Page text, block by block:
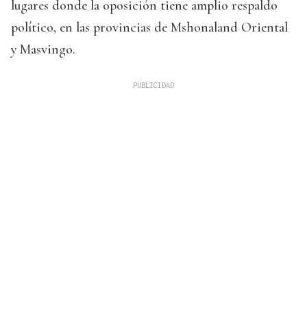
lugares donde la oposición tiene amplio respaldo
político, en las provincias de Mshonaland Oriental
y Masvingo.